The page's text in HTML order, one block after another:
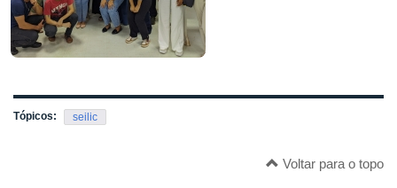
Tópicos: seilic
Voltar para o topo